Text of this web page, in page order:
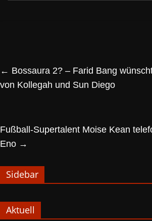
← Bossaura 2? – Farid Bang
von Kollegah und Sun Diego
Fußball-Supertalent Moise Kean
Eno →
Sidebar
Aktuell